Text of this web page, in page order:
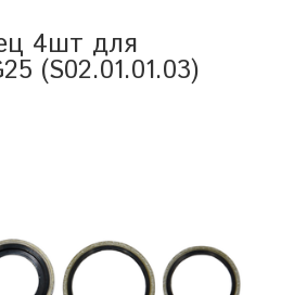
4шт для
(S02.01.01.03)